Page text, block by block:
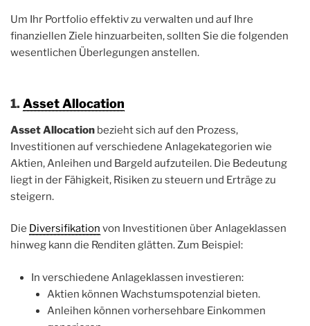
Um Ihr Portfolio effektiv zu verwalten und auf Ihre
finanziellen Ziele hinzuarbeiten, sollten Sie die folgenden
wesentlichen Überlegungen anstellen.
1. Asset Allocation
Asset Allocation bezieht sich auf den Prozess,
Investitionen auf verschiedene Anlagekategorien wie
Aktien, Anleihen und Bargeld aufzuteilen. Die Bedeutung
liegt in der Fähigkeit, Risiken zu steuern und Erträge zu
steigern.
Die Diversifikation von Investitionen über Anlageklassen
hinweg kann die Renditen glätten. Zum Beispiel:
In verschiedene Anlageklassen investieren:
Aktien können Wachstumspotenzial bieten.
Anleihen können vorhersehbare Einkommen